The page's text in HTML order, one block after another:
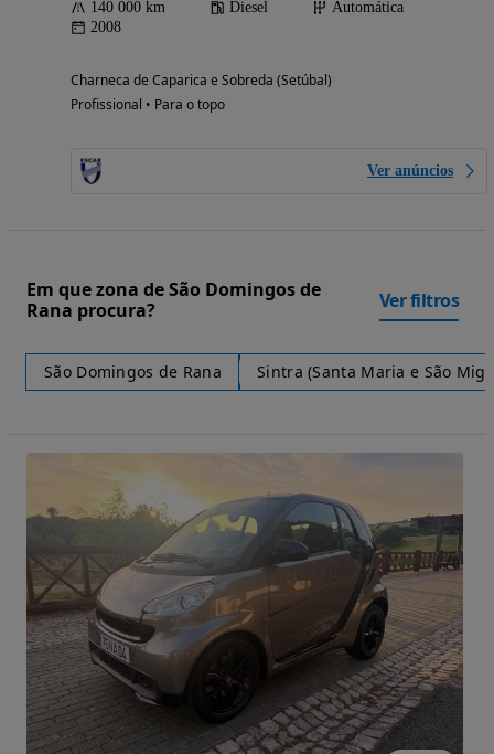
140 000 km Diesel
Automática
2008
Charneca de Caparica e Sobreda (Setúbal)
Profissional • Para o topo
Ver anúncios
Em que zona de São Domingos de
Rana procura?
Ver filtros
São Domingos de Rana Sintra (Santa Maria e São